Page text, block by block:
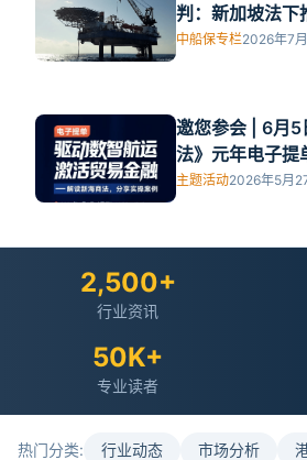
判：新加坡法下
审查标准
中船保专栏2026年7
邀您参会 | 6月5
法》元年电子提
行中）
主题活动2026年5月
2,500+
行业资讯
50K+
专业读者
热门分类: 行业动态 市场分析